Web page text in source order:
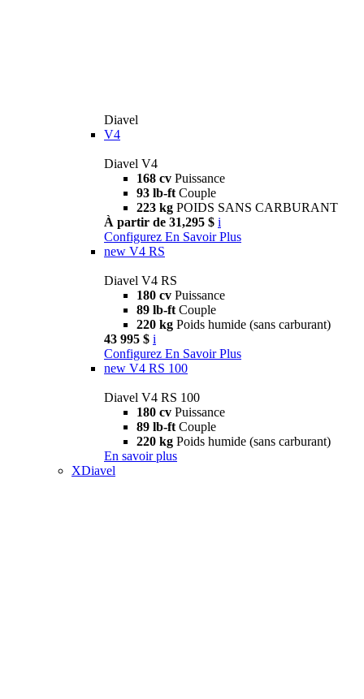
Diavel
V4
Diavel V4
168 cv Puissance
93 lb-ft Couple
223 kg POIDS SANS CARBURANT
À partir de 31,295 $ i
Configurez En Savoir Plus
new V4 RS
Diavel V4 RS
180 cv Puissance
89 lb-ft Couple
220 kg Poids humide (sans carburant)
43 995 $ i
Configurez En Savoir Plus
new V4 RS 100
Diavel V4 RS 100
180 cv Puissance
89 lb-ft Couple
220 kg Poids humide (sans carburant)
En savoir plus
XDiavel